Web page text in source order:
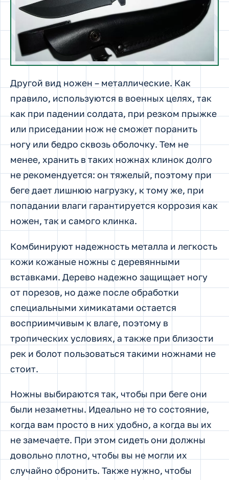
Другой вид ножен – металлические. Как
правило, используются в военных целях, так
как при падении солдата, при резком прыжке
или приседании нож не сможет поранить
ногу или бедро сквозь оболочку. Тем не
менее, хранить в таких ножнах клинок долго
не рекомендуется: он тяжелый, поэтому при
беге дает лишнюю нагрузку, к тому же, при
попадании влаги гарантируется коррозия как
ножен, так и самого клинка.
Комбинируют надежность металла и легкость
кожи кожаные ножны с деревянными
вставками. Дерево надежно защищает ногу
от порезов, но даже после обработки
специальными химикатами остается
восприимчивым к влаге, поэтому в
тропических условиях, а также при близости
рек и болот пользоваться такими ножнами не
стоит.
Ножны выбираются так, чтобы при беге они
были незаметны. Идеально не то состояние,
когда вам просто в них удобно, а когда вы их
не замечаете. При этом сидеть они должны
довольно плотно, чтобы вы не могли их
случайно обронить. Также нужно, чтобы